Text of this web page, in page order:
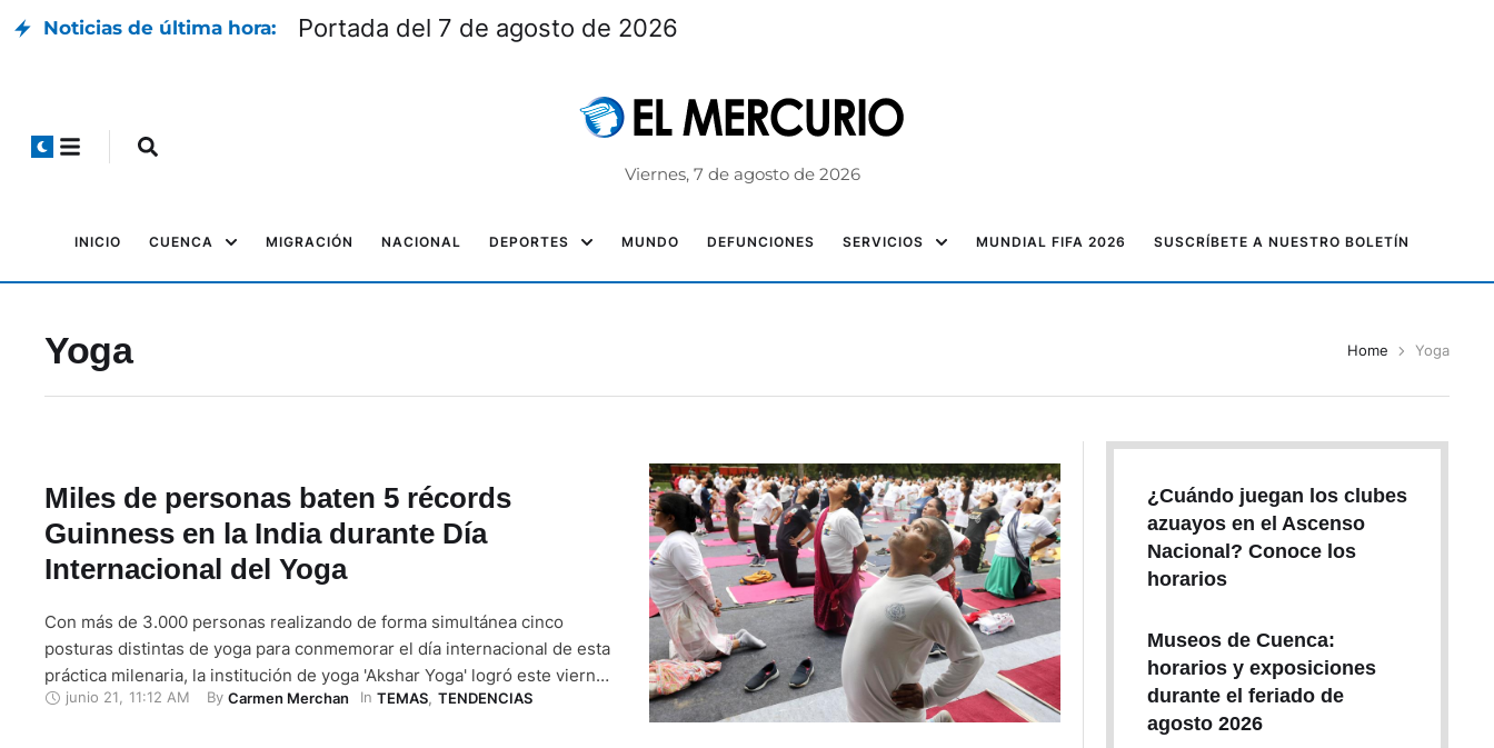
Noticias de última hora: Portada del 7 de agosto de 2026
Viernes, 7 de agosto de 2026
INICIO CUENCA MIGRACIÓN NACIONAL DEPORTES MUNDO DEFUNCIONES SERVICIOS MUNDIAL FIFA 2026 SUSCRÍBETE A NUESTRO BOLETÍN
Yoga Home Yoga
Miles de personas baten 5 récords
Guinness en la India durante Día
Internacional del Yoga
Con más de 3.000 personas realizando de forma simultánea cinco
posturas distintas de yoga para conmemorar el día internacional de esta
práctica milenaria, la institución de yoga 'Akshar Yoga' logró este viernes
21 de junuo de 2024 en la India cinco récords Guinness, a la espera de
junio 21 11:12 AM By Carmen Merchan In TEMAS, TENDENCIAS
¿Cuándo juegan los clubes
azuayos en el Ascenso
Nacional? Conoce los
horarios
Museos de Cuenca:
horarios y exposiciones
durante el feriado de
agosto 2026